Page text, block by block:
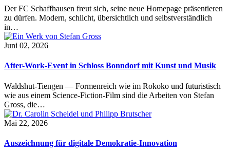
Der FC Schaffhausen freut sich, seine neue Homepage präsentieren
zu dürfen. Modern, schlicht, übersichtlich und selbstverständlich
in…
Juni 02, 2026
After-Work-Event in Schloss Bonndorf mit Kunst und Musik
Waldshut-Tiengen — Formenreich wie im Rokoko und futuristisch
wie aus einem Science-Fiction-Film sind die Arbeiten von Stefan
Gross, die…
Mai 22, 2026
Auszeichnung für digitale Demokratie-Innovation